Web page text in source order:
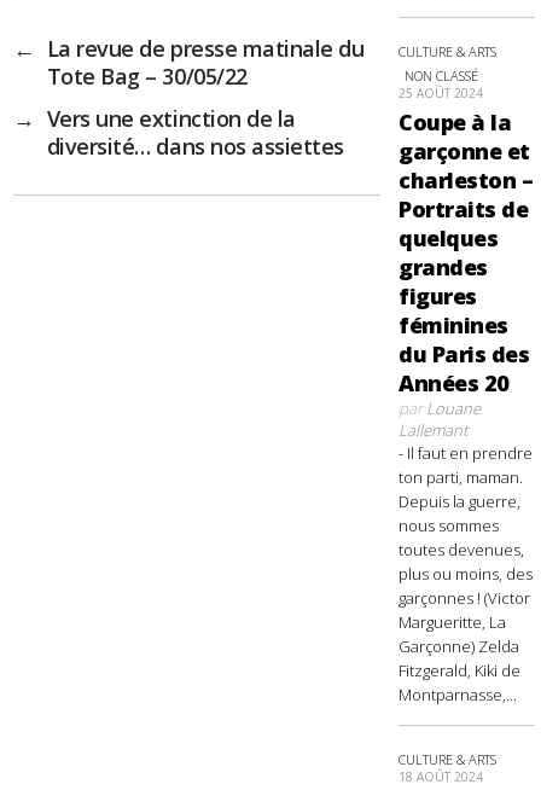
←
La revue de presse matinale du
Tote Bag – 30/05/22
→ Vers une extinction de la
diversité… dans nos assiettes
CULTURE & ARTS
NON CLASSÉ
25 AOÛT 2024
Coupe à la
garçonne et
charleston –
Portraits de
quelques
grandes
figures
féminines
du Paris des
Années 20
parLouane
Lallemant
- Il faut en prendre
ton parti, maman.
Depuis la guerre,
nous sommes
toutes devenues,
plus ou moins, des
garçonnes ! (Victor
Margueritte, La
Garçonne) Zelda
Fitzgerald, Kiki de
Montparnasse,...
CULTURE & ARTS
18 AOÛT 2024